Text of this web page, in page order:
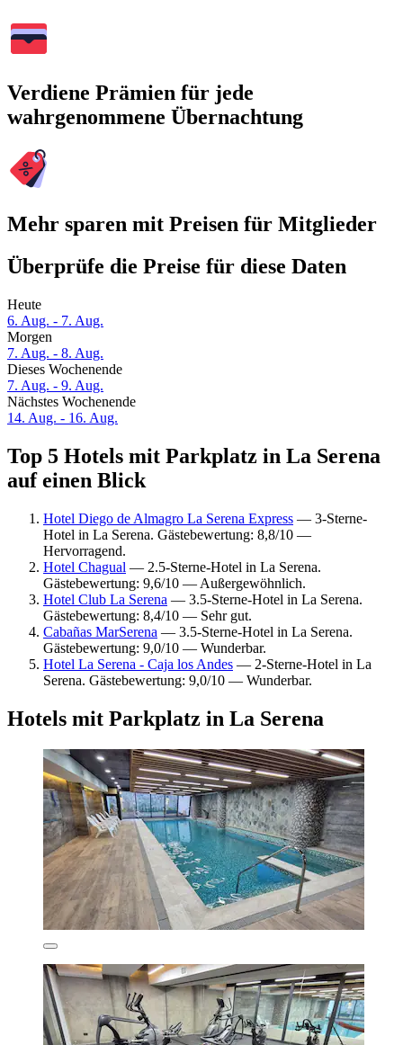
Verdiene Prämien für jede
wahrgenommene Übernachtung
Mehr sparen mit Preisen für Mitglieder
Überprüfe die Preise für diese Daten
Heute
6. Aug. - 7. Aug.
Morgen
7. Aug. - 8. Aug.
Dieses Wochenende
7. Aug. - 9. Aug.
Nächstes Wochenende
14. Aug. - 16. Aug.
Top 5 Hotels mit Parkplatz in La Serena
auf einen Blick
Hotel Diego de Almagro La Serena Express — 3-Sterne-
Hotel in La Serena. Gästebewertung: 8,8/10 —
Hervorragend.
Hotel Chagual — 2.5-Sterne-Hotel in La Serena.
Gästebewertung: 9,6/10 — Außergewöhnlich.
Hotel Club La Serena — 3.5-Sterne-Hotel in La Serena.
Gästebewertung: 8,4/10 — Sehr gut.
Cabañas MarSerena — 3.5-Sterne-Hotel in La Serena.
Gästebewertung: 9,0/10 — Wunderbar.
Hotel La Serena - Caja los Andes — 2-Sterne-Hotel in La
Serena. Gästebewertung: 9,0/10 — Wunderbar.
Hotels mit Parkplatz in La Serena